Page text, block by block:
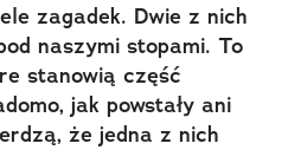
zagadek. Dwie z nich
naszymi stopami. To
stanowią część
jak powstały ani
że jedna z nich